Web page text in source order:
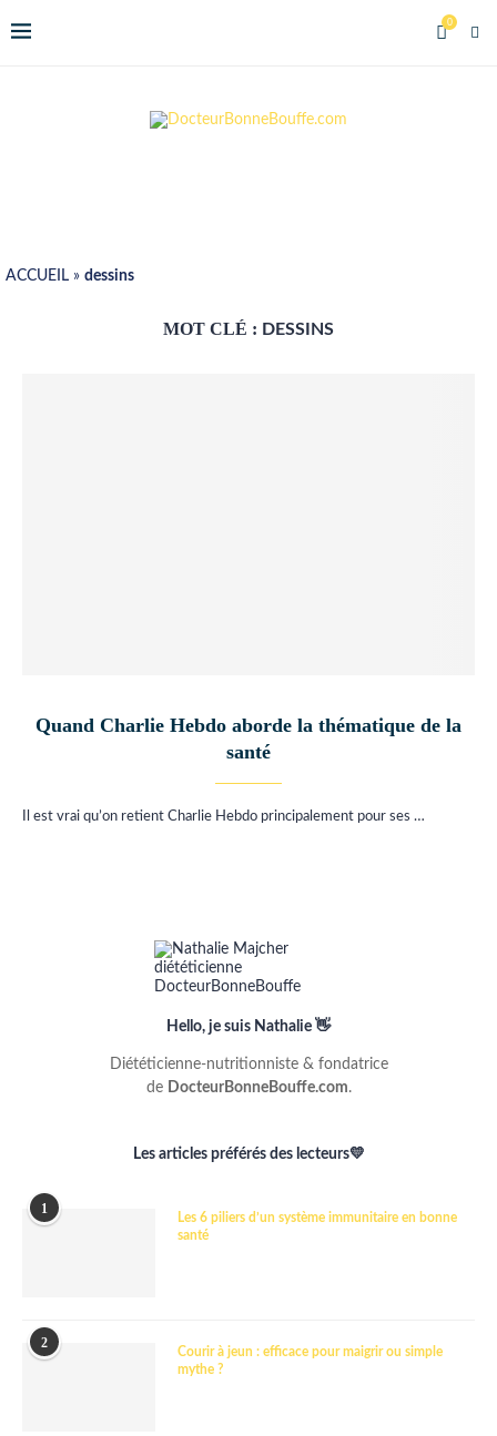
0
ACCUEIL » dessins
MOT CLÉ : DESSINS
Quand Charlie Hebdo aborde la thématique de la
santé
Il est vrai qu’on retient Charlie Hebdo principalement pour ses …
Hello, je suis Nathalie 👋
Diététicienne-nutritionniste & fondatrice
de DocteurBonneBouffe.com.
Les articles préférés des lecteurs💛
1
Les 6 piliers d’un système immunitaire en bonne
santé
2
Courir à jeun : efficace pour maigrir ou simple
mythe ?